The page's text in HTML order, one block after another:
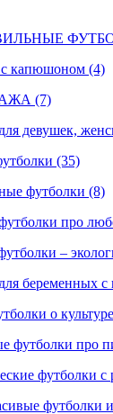
с капюшоном (4)
(7)
девушек,
(35)
футболки (8)
про
–
беременных с
о
футболки про
футболки с
футболки